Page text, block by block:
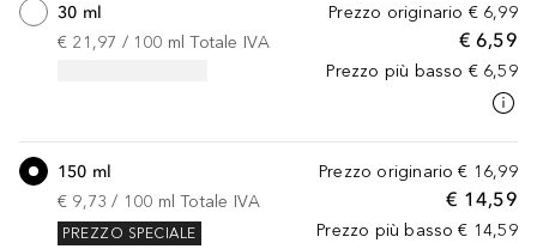
Prezzo originario € 6,99
€ 6,59
Prezzo più basso € 6,59
30 ml
€ 21,97 / 100 ml Totale IVA
Prezzo originario € 16,99
€ 14,59
Prezzo più basso € 14,59
150 ml
€ 9,73 / 100 ml Totale IVA
PREZZO SPECIALE